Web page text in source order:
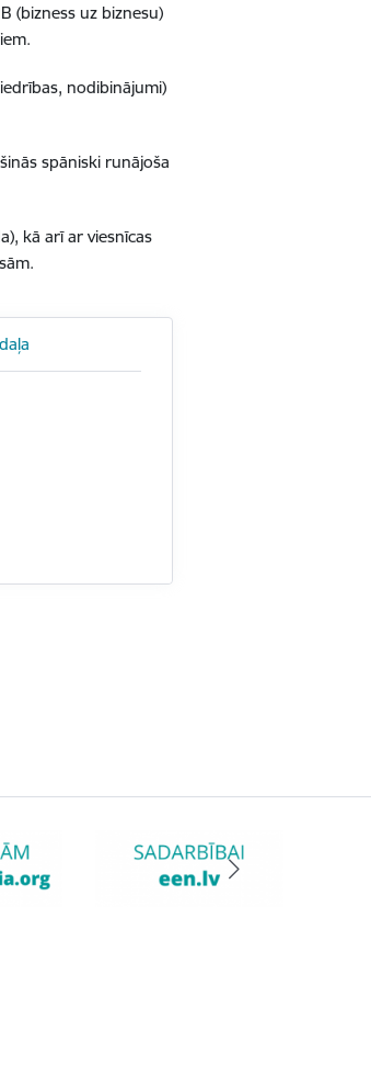
(bizness uz biznesu)
nodibinājumi)
spāniski runājoša
kā arī ar viesnīcas